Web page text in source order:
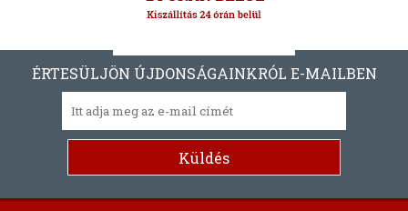
ÉRTESÜLJÖN ÚJDONSÁGAINKRÓL E-MAILBEN